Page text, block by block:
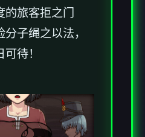
旅客拒之门
子绳之以法，
待！